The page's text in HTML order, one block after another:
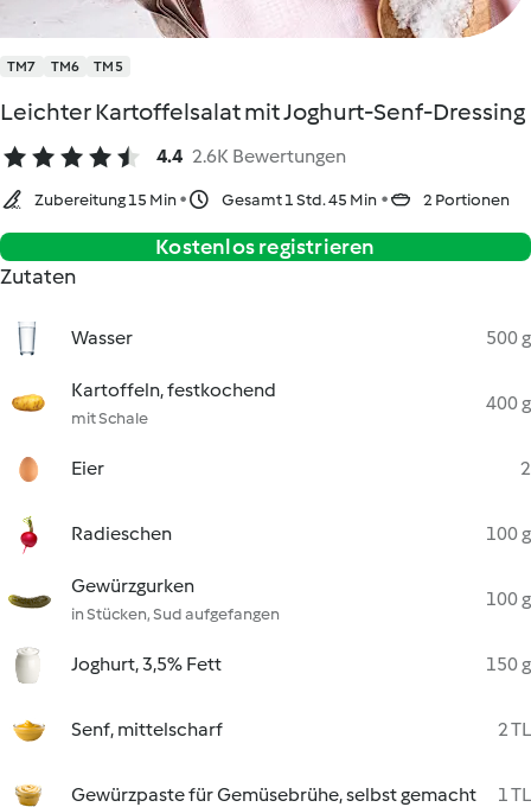
TM7 TM6 TM5
Leichter Kartoffelsalat mit Joghurt-Senf-Dressing
4.4 2.6K Bewertungen
Zubereitung 15 Min Gesamt 1 Std. 45 Min 2 Portionen
Kostenlos registrieren
Zutaten
Wasser 500 g
Kartoffeln, festkochend
mit Schale
400 g
Eier 2
Radieschen 100 g
Gewürzgurken
in Stücken, Sud aufgefangen
100 g
Joghurt, 3,5% Fett 150 g
Senf, mittelscharf 2 TL
Gewürzpaste für Gemüsebrühe, selbst gemacht
1 TL